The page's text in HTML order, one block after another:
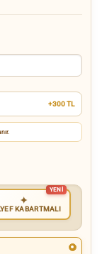
+300 TL
✦
KABARTMALI